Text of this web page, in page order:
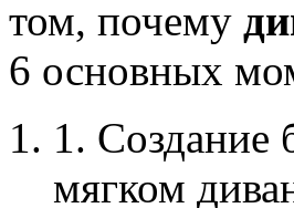
том, почему
6 основных
1. Создание
мягком